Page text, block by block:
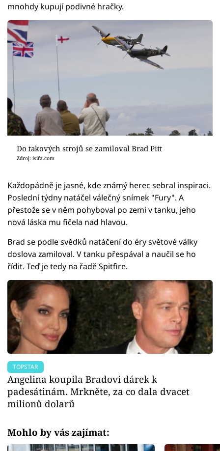
mnohdy kupují podivné hračky.
Do takových strojů se zamiloval Brad Pitt
Zdroj: isifa.com
Každopádně je jasné, kde známý herec sebral inspiraci.
Poslední týdny natáčel válečný snímek "Fury". A
přestože se v něm pohyboval po zemi v tanku, jeho
nová láska mu fičela nad hlavou.
Brad se podle svědků natáčení do éry světové války
doslova zamiloval. V tanku přespával a naučil se ho
řídit. Teď je tedy na řadě Spitfire.
TOPSTAR
Angelina koupila Bradovi dárek k
padesátinám. Mrkněte, za co dala dvacet
milionů dolarů
Mohlo by vás zajímat: